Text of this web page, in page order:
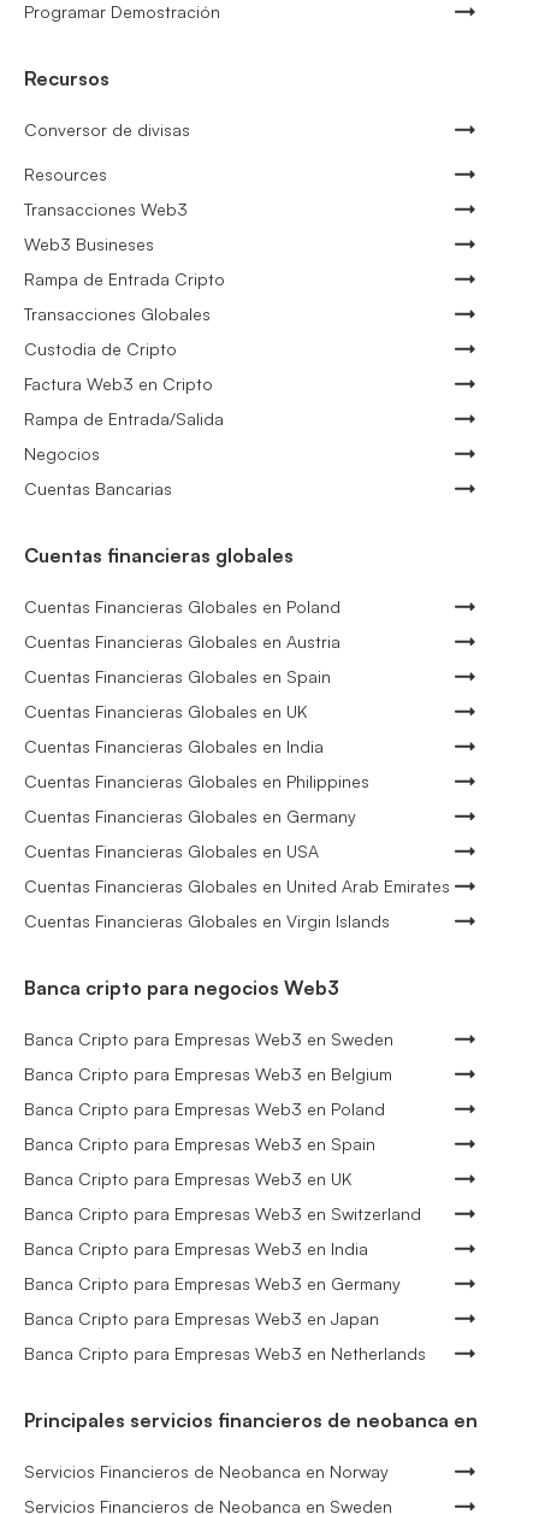
Programar Demostración
Recursos
Conversor de divisas
Resources
Transacciones Web3
Web3 Busineses
Rampa de Entrada Cripto
Transacciones Globales
Custodia de Cripto
Factura Web3 en Cripto
Rampa de Entrada/Salida
Negocios
Cuentas Bancarias
Cuentas financieras globales
Cuentas Financieras Globales en Poland
Cuentas Financieras Globales en Austria
Cuentas Financieras Globales en Spain
Cuentas Financieras Globales en UK
Cuentas Financieras Globales en India
Cuentas Financieras Globales en Philippines
Cuentas Financieras Globales en Germany
Cuentas Financieras Globales en USA
Cuentas Financieras Globales en United Arab Emirates
Cuentas Financieras Globales en Virgin Islands
Banca cripto para negocios Web3
Banca Cripto para Empresas Web3 en Sweden
Banca Cripto para Empresas Web3 en Belgium
Banca Cripto para Empresas Web3 en Poland
Banca Cripto para Empresas Web3 en Spain
Banca Cripto para Empresas Web3 en UK
Banca Cripto para Empresas Web3 en Switzerland
Banca Cripto para Empresas Web3 en India
Banca Cripto para Empresas Web3 en Germany
Banca Cripto para Empresas Web3 en Japan
Banca Cripto para Empresas Web3 en Netherlands
Principales servicios financieros de neobanca en
Servicios Financieros de Neobanca en Norway
Servicios Financieros de Neobanca en Sweden